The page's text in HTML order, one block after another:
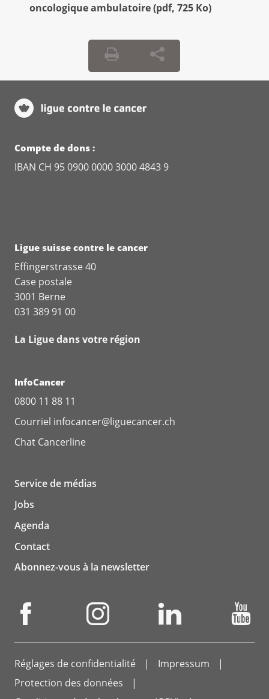
oncologique ambulatoire(pdf, 725 Ko)
Compte de dons :
IBAN CH 95 0900 0000 3000 4843 9
Ligue suisse contre le cancer
Effingerstrasse 40
Case postale
3001 Berne
031 389 91 00
La Ligue dans votre région
InfoCancer
0800 11 88 11
Courriel infocancer@liguecancer.ch
Chat Cancerline
Service de médias
Jobs
Agenda
Contact
Abonnez-vous à la newsletter
Réglages de confidentialité
Impressum
Protection des données